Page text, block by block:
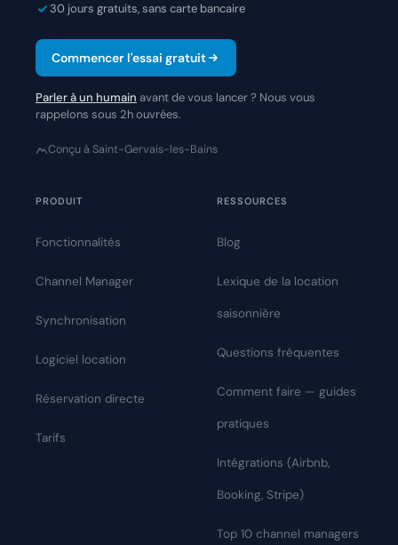
30 jours gratuits, sans carte bancaire
Commencer l'essai gratuit
Parler à un humain avant de vous lancer ? Nous vous
rappelons sous 2h ouvrées.
Conçu à Saint-Gervais-les-Bains
PRODUIT
Fonctionnalités
Channel Manager
Synchronisation
Logiciel location
Réservation directe
Tarifs
RESSOURCES
Blog
Lexique de la location
saisonnière
Questions fréquentes
Comment faire — guides
pratiques
Intégrations (Airbnb,
Booking, Stripe)
Top 10 channel managers